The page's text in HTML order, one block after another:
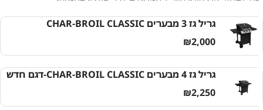
גריל גז 3 מבערים CHAR-BROIL CLASSIC
₪2,000
גריל גז 4 מבערים CHAR-BROIL CLASSIC-דגם חדש
₪2,250